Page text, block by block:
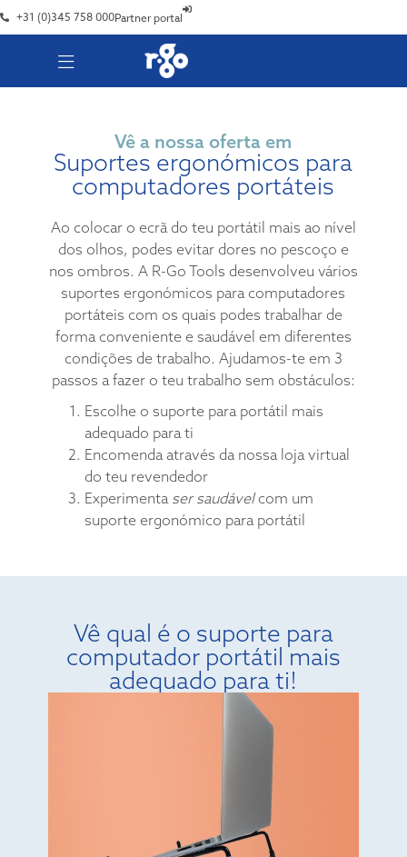
+31 (0)345 758 000Partner portal
Vê a nossa oferta em
Suportes ergonómicos para
computadores portáteis
Ao colocar o ecrã do teu portátil mais ao nível
dos olhos, podes evitar dores no pescoço e
nos ombros. A R-Go Tools desenvolveu vários
suportes ergonómicos para computadores
portáteis com os quais podes trabalhar de
forma conveniente e saudável em diferentes
condições de trabalho. Ajudamos-te em 3
passos a fazer o teu trabalho sem obstáculos:
Escolhe o suporte para portátil mais
adequado para ti
Encomenda através da nossa loja virtual
do teu revendedor
Experimenta ser saudávelcom um
suporte ergonómico para portátil
Vê qual é o suporte para
computador portátil mais
adequado para ti!